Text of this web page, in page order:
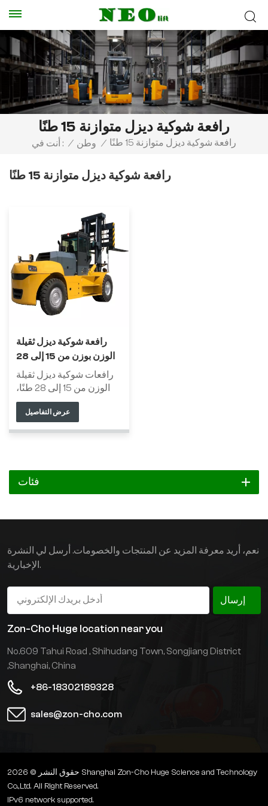
رافعة شوكية ديزل متوازنة 15 طنًا
أنت في : / وطن / رافعة شوكية ديزل متوازنة 15 طنًا
رافعة شوكية ديزل متوازنة 15 طنًا
رافعة شوكية ديزل ثقيلة
الوزن بوزن من 15 إلى 28
طنًا
رافعات شوكية ديزل ثقيلة
الوزن من 15 إلى 28 طنًا،
جميع أجزائها الرئيسية من
شركات صينية مرموقة، هي
من أكثر منتجاتنا مبيعًا. تتميز
تتميز هذه الرافعات بنطاق
استخدام واسع، وهي مناسبة
الموانئ والسكك الحديدية
عرض التفاصيل
فئات
نعم، أريد معرفة المزيد عن المنتجات والخصومات. أرسل لي النشرة
الإخبارية.
إرسال
Zon-Cho Huge location near you
No.609 Tahui Road , Shihudang Town, Songjiang District
,Shanghai, China
+86-18302189328
sales@zon-cho.com
حقوق النشر © 2026 Shanghai Zon-Cho Huge Science and Technology
Co.,Ltd. All Right Reserved.
IPv6 network supported.